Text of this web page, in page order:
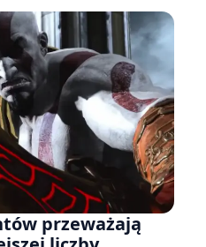
przeważają